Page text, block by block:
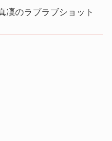
凜のラブラブショット